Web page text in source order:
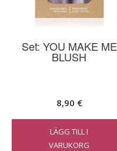
Set: YOU MAKE ME
BLUSH
8,90 €
LÄGG TILL I
VARUKORG